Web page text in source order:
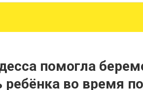
помогла
ребёнка во время